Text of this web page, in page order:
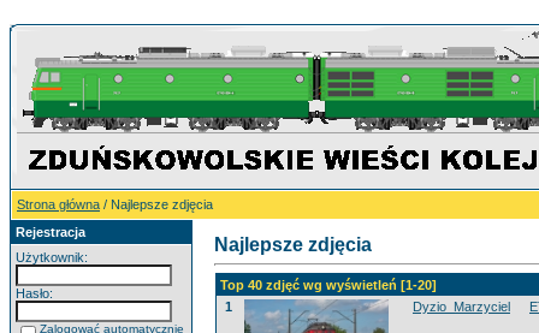
Strona główna / Najlepsze zdjęcia
Rejestracja
Użytkownik:
Hasło:
Zalogować automatycznie
Najlepsze zdjęcia
Top 40 zdjęć wg wyświetleń [1-20]
1
Dyzio_Marzyciel